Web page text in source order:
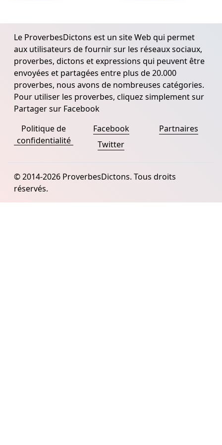
Le ProverbesDictons est un site Web qui permet
aux utilisateurs de fournir sur les réseaux sociaux,
proverbes, dictons et expressions qui peuvent être
envoyées et partagées entre plus de 20.000
proverbes, nous avons de nombreuses catégories.
Pour utiliser les proverbes, cliquez simplement sur
Partager sur Facebook
Politique de
confidentialité
Facebook
Twitter
Partnaires
© 2014-2026 ProverbesDictons. Tous droits
réservés.